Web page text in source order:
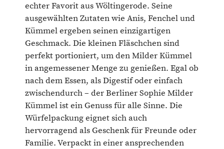
echter Favorit aus Wöltingerode. Seine
ausgewählten Zutaten wie Anis, Fenchel und
Kümmel ergeben seinen einzigartigen
Geschmack. Die kleinen Fläschchen sind
perfekt portioniert, um den Milder Kümmel
in angemessener Menge zu genießen. Egal ob
nach dem Essen, als Digestif oder einfach
zwischendurch – der Berliner Sophie Milder
Kümmel ist ein Genuss für alle Sinne. Die
Würfelpackung eignet sich auch
hervorragend als Geschenk für Freunde oder
Familie. Verpackt in einer ansprechenden